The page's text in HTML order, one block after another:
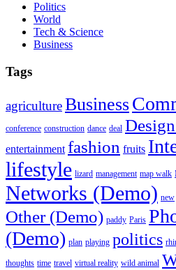
Politics
World
Tech & Science
Business
Tags
agricultureBusiness
conference construction dance deal
entertainment fashion fruits
lifestyle lizard management map walk
Networks (Demo) new
Other (Demo) paddy Paris
(Demo) plan playing politics
thoughts time travel virtual reality wild animal